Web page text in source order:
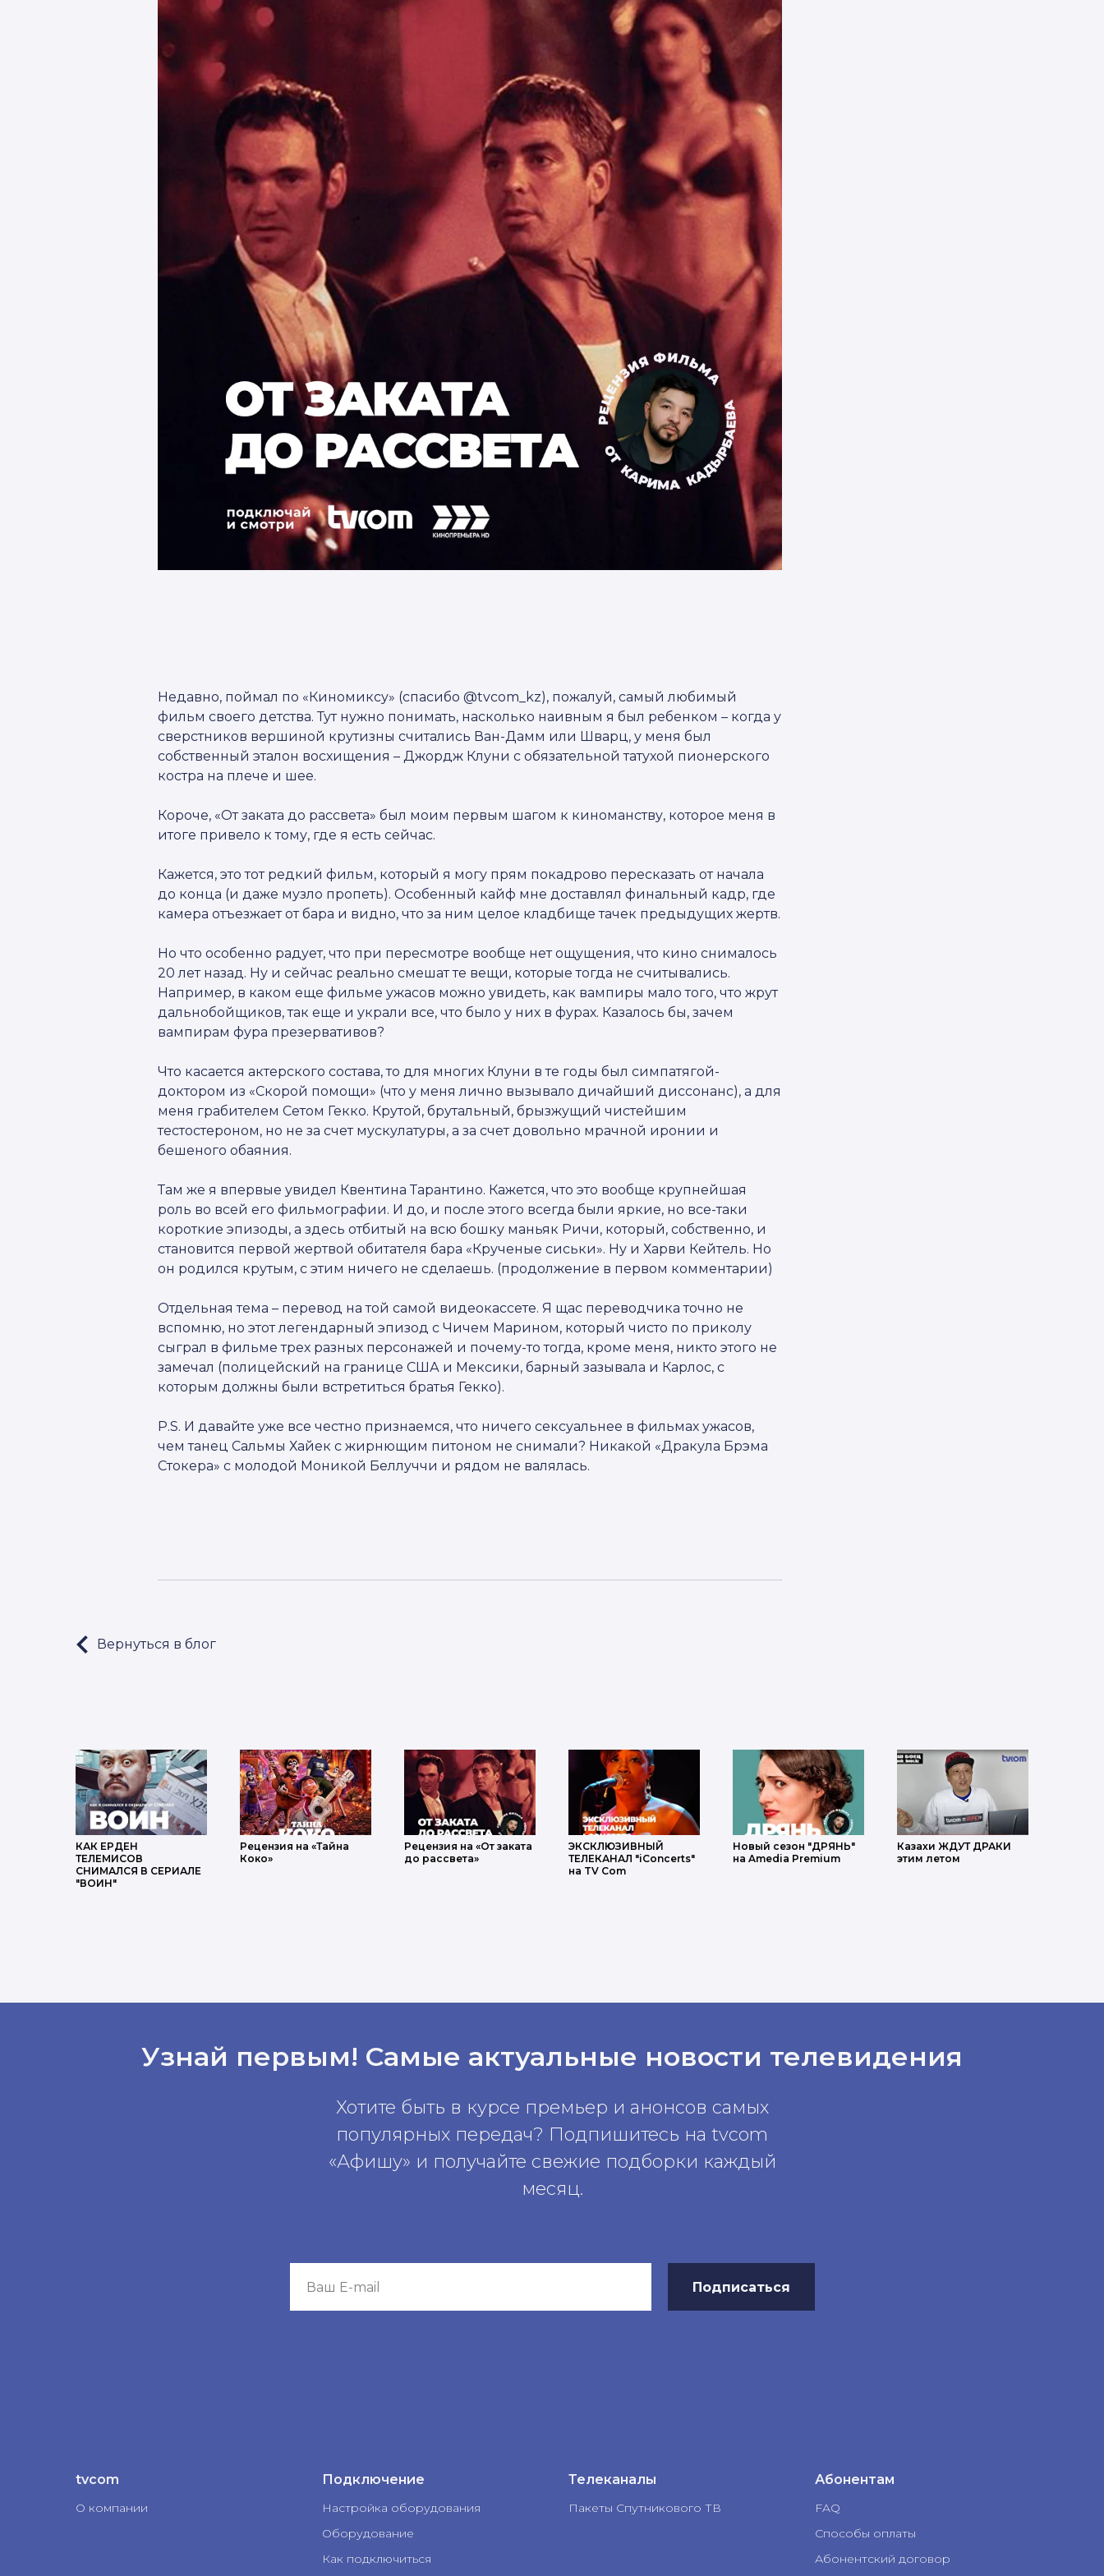
Недавно, поймал по «Киномиксу» (спасибо @tvcom_kz), пожалуй, самый любимый
фильм своего детства. Тут нужно понимать, насколько наивным я был ребенком – когда у
сверстников вершиной крутизны считались Ван-Дамм или Шварц, у меня был
собственный эталон восхищения – Джордж Клуни с обязательной татухой пионерского
костра на плече и шее.
Короче, «От заката до рассвета» был моим первым шагом к киноманству, которое меня в
итоге привело к тому, где я есть сейчас.
Кажется, это тот редкий фильм, который я могу прям покадрово пересказать от начала
до конца (и даже музло пропеть). Особенный кайф мне доставлял финальный кадр, где
камера отъезжает от бара и видно, что за ним целое кладбище тачек предыдущих жертв.
Но что особенно радует, что при пересмотре вообще нет ощущения, что кино снималось
20 лет назад. Ну и сейчас реально смешат те вещи, которые тогда не считывались.
Например, в каком еще фильме ужасов можно увидеть, как вампиры мало того, что жрут
дальнобойщиков, так еще и украли все, что было у них в фурах. Казалось бы, зачем
вампирам фура презервативов?
Что касается актерского состава, то для многих Клуни в те годы был симпатягой-
доктором из «Скорой помощи» (что у меня лично вызывало дичайший диссонанс), а для
меня грабителем Сетом Гекко. Крутой, брутальный, брызжущий чистейшим
тестостероном, но не за счет мускулатуры, а за счет довольно мрачной иронии и
бешеного обаяния.
Там же я впервые увидел Квентина Тарантино. Кажется, что это вообще крупнейшая
роль во всей его фильмографии. И до, и после этого всегда были яркие, но все-таки
короткие эпизоды, а здесь отбитый на всю бошку маньяк Ричи, который, собственно, и
становится первой жертвой обитателя бара «Крученые сиськи». Ну и Харви Кейтель. Но
он родился крутым, с этим ничего не сделаешь. (продолжение в первом комментарии)
Отдельная тема – перевод на той самой видеокассете. Я щас переводчика точно не
вспомню, но этот легендарный эпизод с Чичем Марином, который чисто по приколу
сыграл в фильме трех разных персонажей и почему-то тогда, кроме меня, никто этого не
замечал (полицейский на границе США и Мексики, барный зазывала и Карлос, с
которым должны были встретиться братья Гекко).
P.S. И давайте уже все честно признаемся, что ничего сексуальнее в фильмах ужасов,
чем танец Сальмы Хайек с жирнющим питоном не снимали? Никакой «Дракула Брэма
Стокера» с молодой Моникой Беллуччи и рядом не валялась.
Вернуться в блог
LET'S GO!
КАК ЕРДЕН
ТЕЛЕМИСОВ
СНИМАЛСЯ В СЕРИАЛЕ
"ВОИН"
Рецензия на «Тайна
Коко»
Рецензия на «От заката
до рассвета»
ЭКСКЛЮЗИВНЫЙ
ТЕЛЕКАНАЛ "iConcerts"
на TV Com
Новый сезон "ДРЯНЬ"
на Amedia Premium
Казахи ЖДУТ ДРАКИ
этим летом
Узнай первым! Самые актуальные новости телевидения
Хотите быть в курсе премьер и анонсов самых
популярных передач? Подпишитесь на tvcom
«Афишу» и получайте свежие подборки каждый
месяц.
Подписаться
tvcom
О компании
Подключение
Настройка оборудования
Оборудование
Как подключиться
Телеканалы
Пакеты Спутникового ТВ
Абонентам
FAQ
Способы оплаты
Абонентский договор